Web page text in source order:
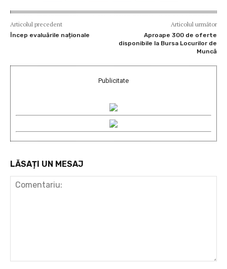
Articolul precedent
Încep evaluările naționale
Articolul următor
Aproape 300 de oferte
disponibile la Bursa Locurilor de
Muncă
Publicitate
LĂSAȚI UN MESAJ